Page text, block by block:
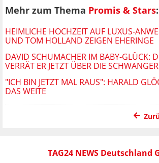
Mehr zum Thema Promis & Stars:
HEIMLICHE HOCHZEIT AUF LUXUS-
UND TOM HOLLAND ZEIGEN EHERINGE
DAVID SCHUMACHER IM BABY-GLÜCK:
VERRÄT ER JETZT ÜBER DIE
"ICH BIN JETZT MAL RAUS": HARALD
DAS WEITE
TAG24 NEWS Deutschland